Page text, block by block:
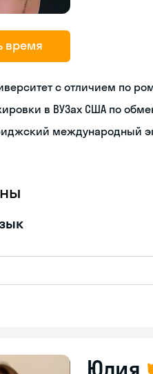
время
с отличием по
в ВУЗах США по
международный
Юлия